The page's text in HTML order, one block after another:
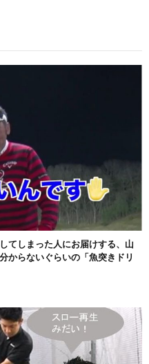
てしまった人にお届けする、山
からないぐらいの「魚突きドリ